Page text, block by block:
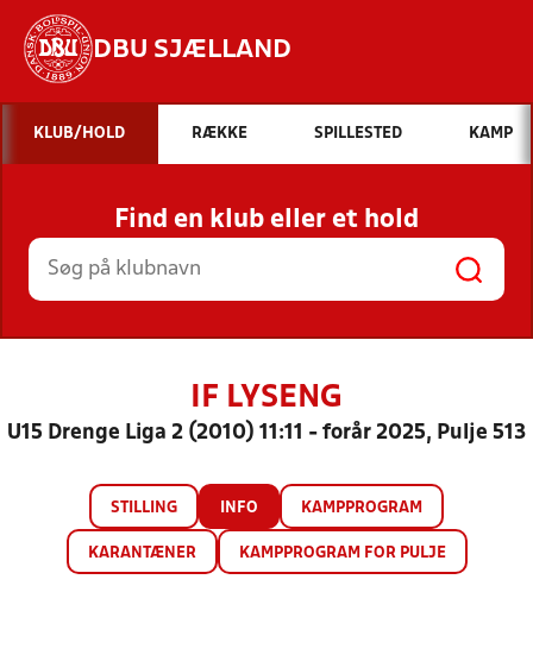
DBU SJÆLLAND
Hvad vil du søge efter?
INDHOLD OG NYHEDER
STILLINGER, RESULTATER, KLUBBER OG
HOLD
KLUB/HOLD RÆKKE SPILLESTED KAMP
Find en klub eller et hold
IF LYSENG
U15 Drenge Liga 2 (2010) 11:11 - forår 2025, Pulje 513
STILLING INFO KAMPPROGRAM
KARANTÆNER KAMPPROGRAM FOR PULJE